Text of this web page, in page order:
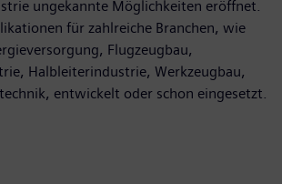
ungekannte Möglichkeiten eröffnet.
für zahlreiche Branchen, wie
Flugzeugbau,
Halbleiterindustrie, Werkzeugbau,
entwickelt oder schon eingesetzt.